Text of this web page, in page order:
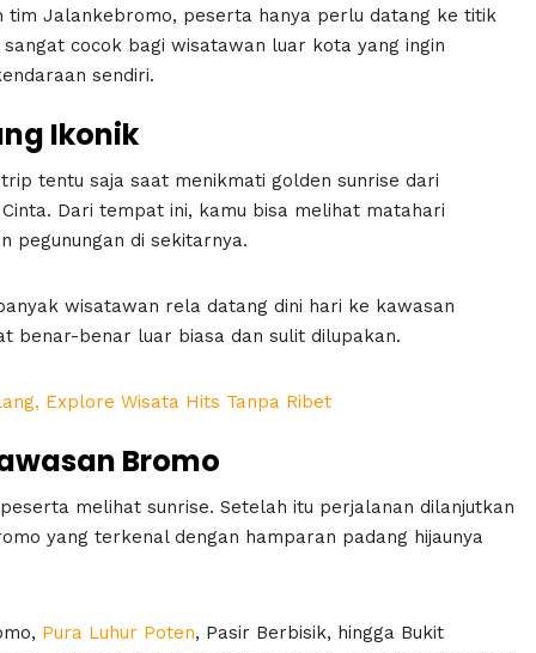
tim Jalankebromo, peserta hanya perlu datang ke titik
cocok bagi wisatawan luar kota yang ingin
sendiri.
Ikonik
tentu saja saat menikmati golden sunrise dari
Dari tempat ini, kamu bisa melihat matahari
pegunungan di sekitarnya.
wisatawan rela datang dini hari ke kawasan
benar-benar luar biasa dan sulit dilupakan.
Explore Wisata Hits Tanpa Ribet
Bromo
melihat sunrise. Setelah itu perjalanan dilanjutkan
yang terkenal dengan hamparan padang hijaunya
Pura Luhur Poten, Pasir Berbisik, hingga Bukit